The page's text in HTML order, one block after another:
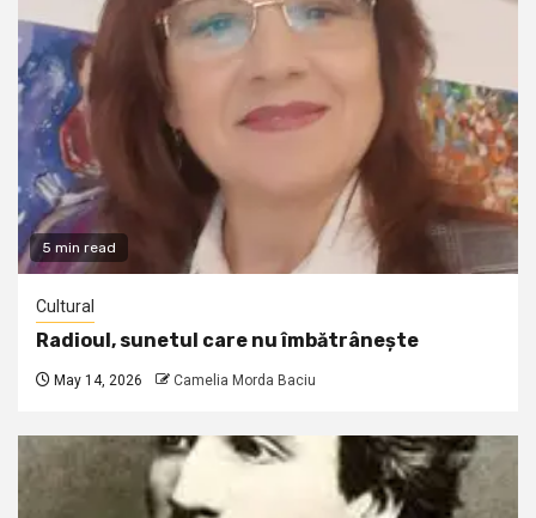
5 min read
Cultural
Radioul, sunetul care nu îmbătrânește
May 14, 2026 Camelia Morda Baciu